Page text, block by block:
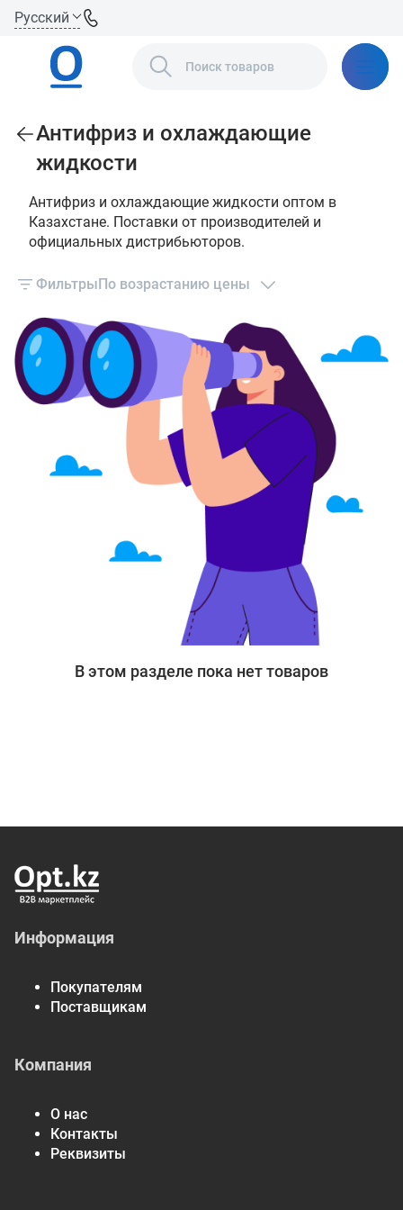
Русский
Антифриз и охлаждающие
жидкости
Антифриз и охлаждающие жидкости оптом в
Казахстане. Поставки от производителей и
официальных дистрибьюторов.
ФильтрыПо возрастанию цены
В этом разделе пока нет товаров
Информация
Покупателям
Поставщикам
Компания
О нас
Контакты
Реквизиты